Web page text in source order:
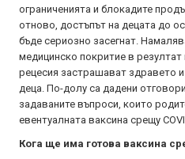
ограниченията и блокадите
отново, достъпът на децата до
бъде сериозно засегнат.
медицинско покритие в
рецесия застрашават здравето
деца. По-долу са дадени
задаваните въпроси, които
евентуалната ваксина срещу
Кога ще има готова ваксина